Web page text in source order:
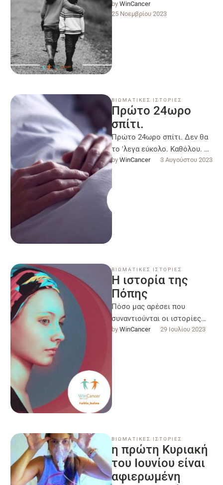
πούμε Κικίτσα γιατί αυτό μου
ήρθε τώρα. …
by WinCancer
25 Νοεμβρίου 2023
ΒΙΩΜΑΤΙΚΕΣ ΙΣΤΟΡΙΕΣ
Πρώτο 24ωρο
σπίτι.
Πρώτο 24ωρο σπίτι. Δεν θα
το 'λεγα εύκολο. Καθόλου. Η
αδυναμία να είμαστε αυτό
που ήμασταν, κάποιες φορές
by WinCancer 3 Αυγούστου 2023
ΒΙΩΜΑΤΙΚΕΣ ΙΣΤΟΡΙΕΣ
Η ιστορία της
Πόπης
Πόσο μας αρέσει που
συναντιούνται οι ιστορίες
σας στη σελίδα μας … η Πόπη
by WinCancer 29 Ιουλίου 2023
ΒΙΩΜΑΤΙΚΕΣ ΙΣΤΟΡΙΕΣ
η πρώτη Κυριακή
του Ιουνίου είναι
αφιερωμένη